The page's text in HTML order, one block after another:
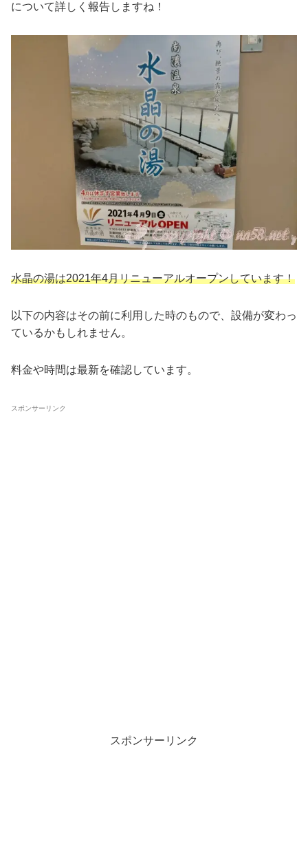
について詳しく報告しますね！
水晶の湯は2021年4月リニューアルオープンしています！
以下の内容はその前に利用した時のもので、設備が変わっ
ているかもしれません。
料金や時間は最新を確認しています。
スポンサーリンク
スポンサーリンク